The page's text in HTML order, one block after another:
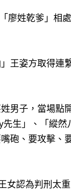
廖姓乾爹」相
王姿方取得連
男子，當場點
生」、「縱然
砲、要攻擊、
女認為判刑太